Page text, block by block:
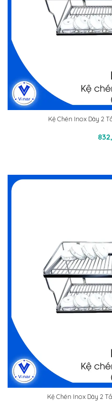
Kệ Chén Inox Dày 2
Thêm
Kệ Chén Inox Dày 2